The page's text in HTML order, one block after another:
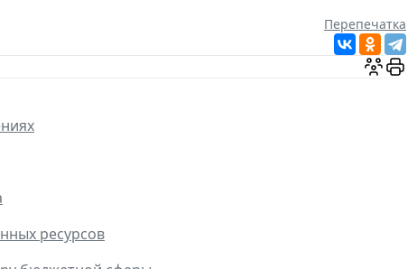
Перепечатка
ресурсов